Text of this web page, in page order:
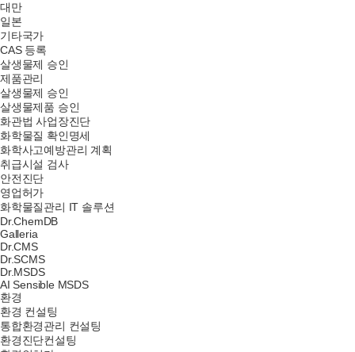
대만
일본
기타국가
CAS 등록
살생물제 승인
제품관리
살생물제 승인
살생물제품 승인
화관법 사업장진단
화학물질 확인명세
화학사고예방관리 계획
취급시설 검사
안전진단
영업허가
화학물질관리 IT 솔루션
Dr.ChemDB
Galleria
Dr.CMS
Dr.SCMS
Dr.MSDS
AI Sensible MSDS
환경
환경 컨설팅
통합환경관리 컨설팅
환경진단컨설팅